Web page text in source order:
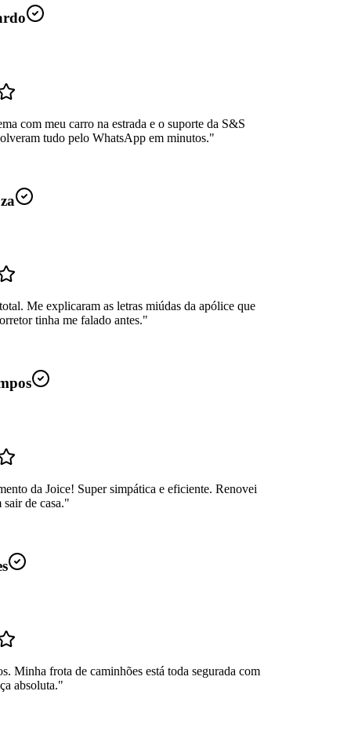
com meu carro na estrada e o suporte da S&S
tudo pelo WhatsApp em minutos."
Me explicaram as letras miúdas da apólice que
tinha me falado antes."
da Joice! Super simpática e eficiente. Renovei
sair de casa."
Minha frota de caminhões está toda segurada com
absoluta."